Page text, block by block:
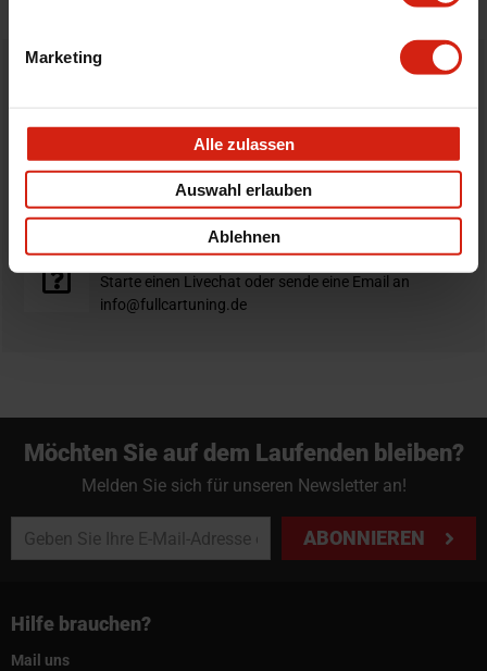
Marketing
Alle zulassen
Auswahl erlauben
Ablehnen
Nicht zufrieden?
Du hast immer eine 14-tägige Rückgabefrist um deine
Bestellung zurück zu geben.
Professioneller Rat nötig?
Starte einen Livechat oder sende eine Email an
info@fullcartuning.de
Möchten Sie auf dem Laufenden bleiben?
Melden Sie sich für unseren Newsletter an!
ABONNIEREN
Hilfe brauchen?
Mail uns